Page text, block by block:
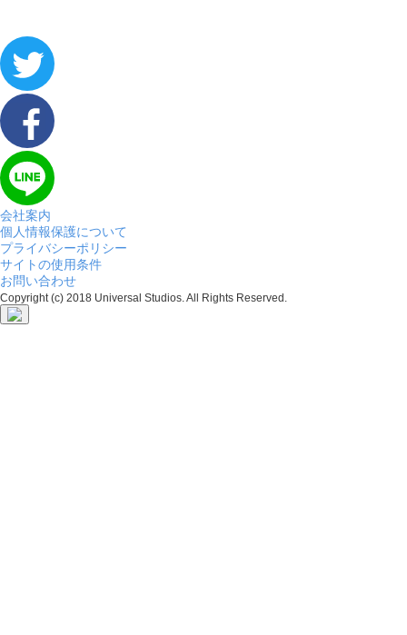
会社案内
個人情報保護について
プライバシーポリシー
サイトの使用条件
お問い合わせ
Copyright (c) 2018 Universal Studios. All Rights Reserved.